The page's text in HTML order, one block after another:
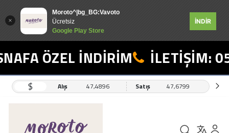
Moroto^|bg_BG:Vavoto
Ücretsiz
Google Play Store
İNDİR
ÖZEL İNDİRİM İLETİŞİM:
$ Alış 47,4896 Satış 47,6799